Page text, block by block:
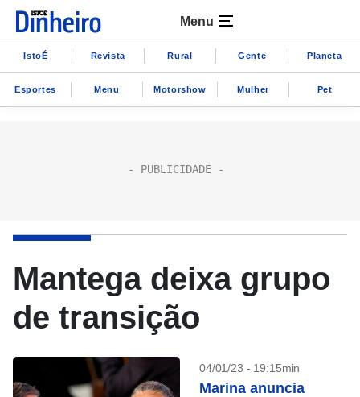
Menu
IstoÉ Revista Rural Gente Planeta
Esportes Menu Motorshow Mulher Pet
Mantega deixa grupo
de transição
04/01/23 - 19:15min
Marina anuncia